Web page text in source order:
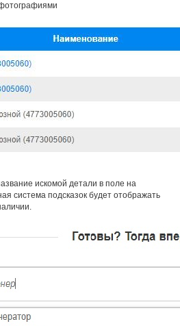
искомой детали в поле на
система подсказок будет отображать